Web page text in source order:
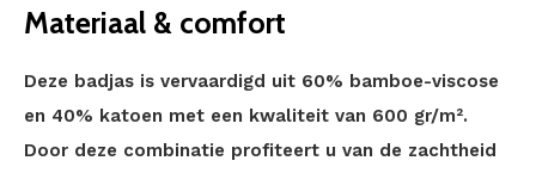
Materiaal & comfort
Deze badjas is vervaardigd uit 60% bamboe-viscose
en 40% katoen met een kwaliteit van 600 gr/m².
Door deze combinatie profiteert u van de zachtheid